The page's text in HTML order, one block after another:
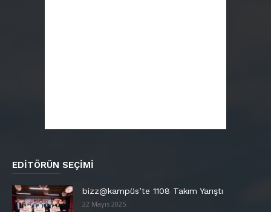
EDITÖRÜN SEÇIMI
bizz@kampüs’te 1108 Takım Yarıştı
22 Mayıs 2025